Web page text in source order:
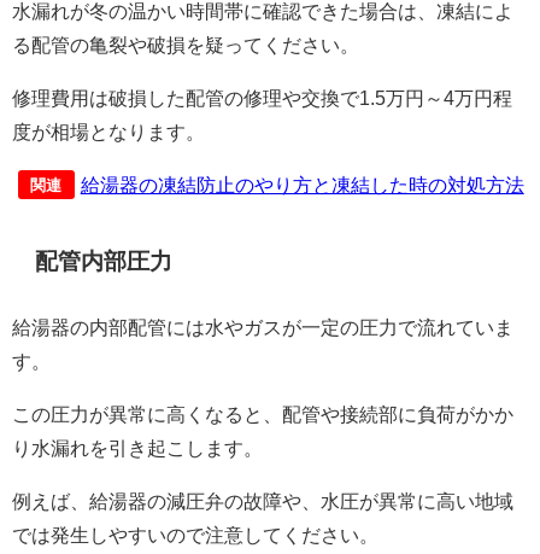
水漏れが冬の温かい時間帯に確認できた場合は、凍結によ
る配管の亀裂や破損を疑ってください。
修理費用は破損した配管の修理や交換で1.5万円～4万円程
度が相場となります。
関連 給湯器の凍結防止のやり方と凍結した時の対処方法
配管内部圧力
給湯器の内部配管には水やガスが一定の圧力で流れていま
す。
この圧力が異常に高くなると、配管や接続部に負荷がかか
り水漏れを引き起こします。
例えば、給湯器の減圧弁の故障や、水圧が異常に高い地域
では発生しやすいので注意してください。